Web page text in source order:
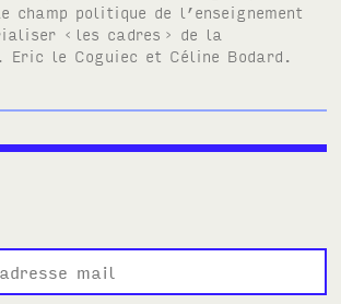
champ politique de l’enseignement
‹ les cadres › de la
le Coguiec et Céline Bodard.